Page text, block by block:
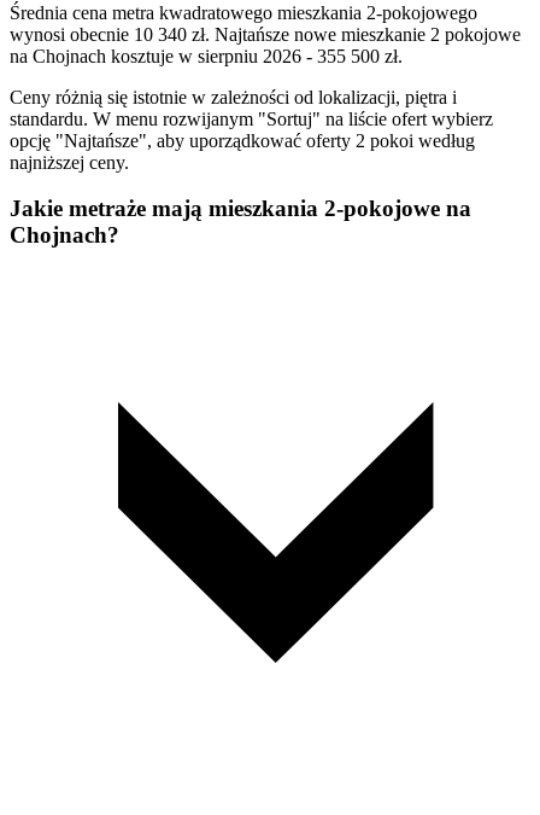
Średnia cena metra kwadratowego mieszkania 2-pokojowego
wynosi obecnie 10 340 zł. Najtańsze nowe mieszkanie 2 pokojowe
na Chojnach kosztuje w sierpniu 2026 - 355 500 zł.
Ceny różnią się istotnie w zależności od lokalizacji, piętra i
standardu. W menu rozwijanym "Sortuj" na liście ofert wybierz
opcję "Najtańsze", aby uporządkować oferty 2 pokoi według
najniższej ceny.
Jakie metraże mają mieszkania 2-pokojowe na
Chojnach?